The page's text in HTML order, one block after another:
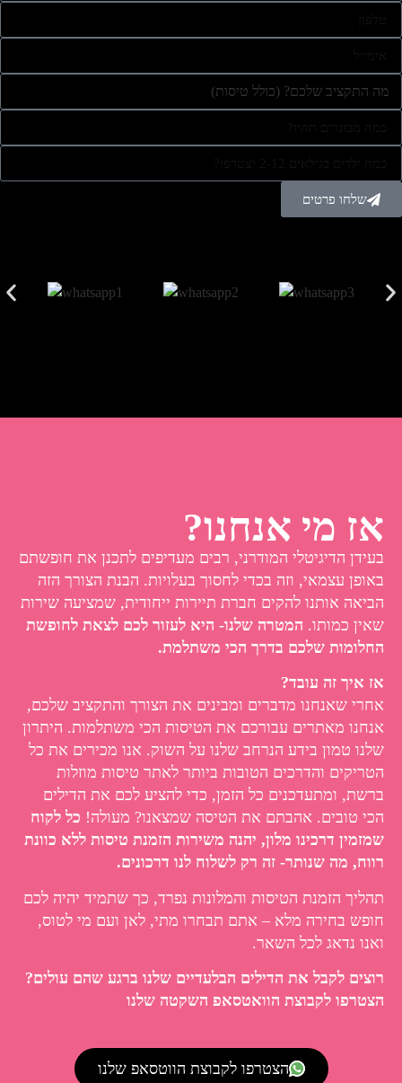
שלחו פרטים
אז מי אנחנו?
בעידן הדיגיטלי המודרני, רבים מעדיפים לתכנן את חופשתם
באופן עצמאי, וזה בכדי לחסוך בעלויות. הבנת הצורך הזה
הביאה אותנו להקים חברת תיירות ייחודית, שמציעה שירות
שאין כמותו. המטרה שלנו- היא לעזור לכם לצאת לחופשת
החלומות שלכם בדרך הכי משתלמת.
אז איך זה עובד?
אחרי שאנחנו מדברים ומבינים את הצורך והתקציב שלכם,
אנחנו מאתרים עבורכם את הטיסות הכי משתלמות. היתרון
שלנו טמון בידע הנרחב שלנו על השוק. אנו מכירים את כל
הטריקים והדרכים הטובות ביותר לאתר טיסות מוזלות
ברשת, ומתעדכנים כל הזמן, כדי להציע לכם את הדילים
הכי טובים. אהבתם את הטיסה שמצאנו? מעולה! כל לקוח
שמזמין דרכינו מלון, יהנה משירות הזמנת טיסות ללא כוונת
רווח, מה שנותר- זה רק לשלוח לנו דרכונים.
תהליך הזמנת הטיסות והמלונות נפרד, כך שתמיד יהיה לכם
חופש בחירה מלא – אתם תבחרו מתי, לאן ועם מי לטוס,
ואנו נדאג לכל השאר.
רוצים לקבל את הדילים הבלעדיים שלנו ברגע שהם עולים?
הצטרפו לקבוצת הוואטסאפ השקטה שלנו
הצטרפו לקבוצת הווטסאפ שלנו